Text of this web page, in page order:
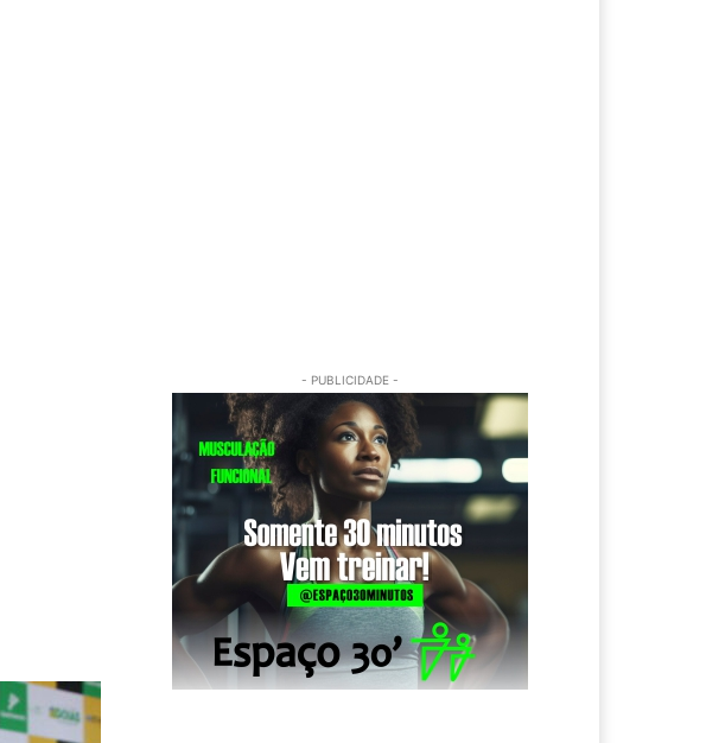
- PUBLICIDADE -